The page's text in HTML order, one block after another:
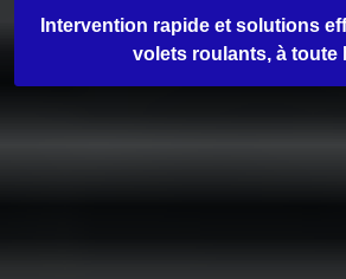
Intervention rapide et solutions
volets roulants, à toute